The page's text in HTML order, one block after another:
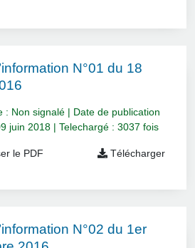
N°01 du 18
: Non signalé | Date de publication
juin 2018 | Telechargé : 3037 fois
le PDF Télécharger
N°02 du 1er